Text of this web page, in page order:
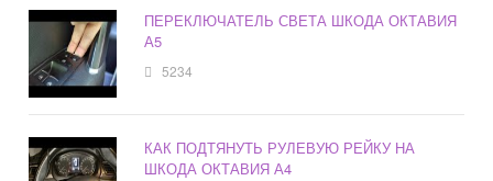
ПЕРЕКЛЮЧАТЕЛЬ СВЕТА ШКОДА ОКТАВИЯ
А5
5234
КАК ПОДТЯНУТЬ РУЛЕВУЮ РЕЙКУ НА
ШКОДА ОКТАВИЯ А4